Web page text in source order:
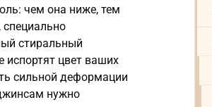
чем она ниже, тем
стиральный
цвет ваших
сильной деформации
нужно